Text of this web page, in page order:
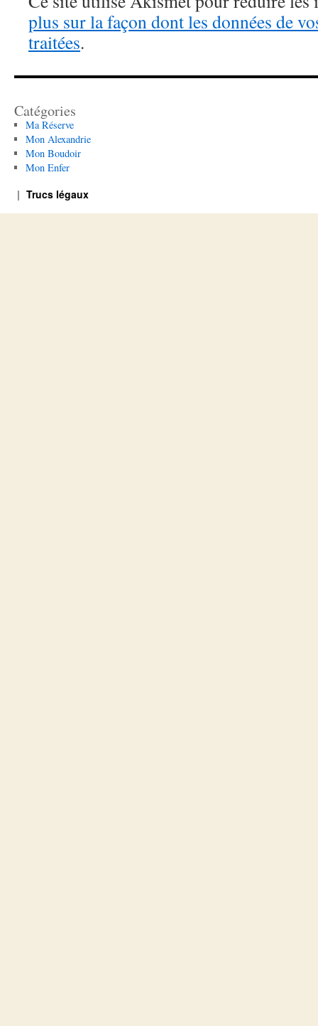
plus sur la façon dont les données de
traitées.
Catégories
Ma Réserve
Mon Alexandrie
Mon Boudoir
Mon Enfer
Trucs légaux